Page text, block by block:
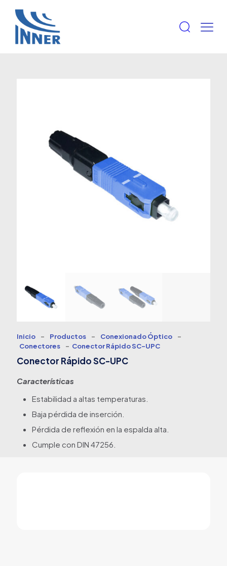
Inicio - Productos - Conexionado Óptico
-
Conectores
- Conector Rápido SC-UPC
Conector Rápido SC-UPC
Características
Estabilidad a altas temperaturas.
Baja pérdida de inserción.
Pérdida de reflexión en la espalda alta.
Cumple con DIN 47256.